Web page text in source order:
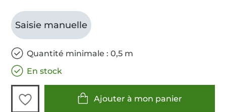
Saisie manuelle
Quantité minimale : 0,5 m
En stock
Ajouter à mon panier